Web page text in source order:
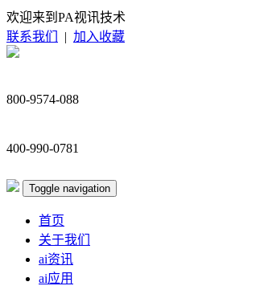
欢迎来到PA视讯技术
联系我们
| 加入收藏
800-9574-088
400-990-0781
Toggle navigation
首页
关于我们
ai资讯
ai应用